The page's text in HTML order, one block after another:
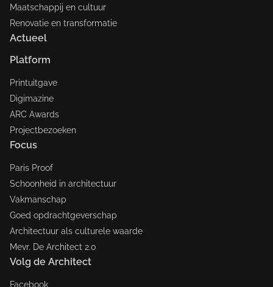
Maatschappij en cultuur
Renovatie en transformatie
Actueel
Platform
Printuitgave
Digimazine
ARC Awards
Projectbezoeken
Focus
Paris Proof
Schoonheid in architectuur
Vakmanschap
Goed opdrachtgeverschap
Architectuur als culturele waarde
Mevr. De Architect 2.0
Volg de Architect
Facebook